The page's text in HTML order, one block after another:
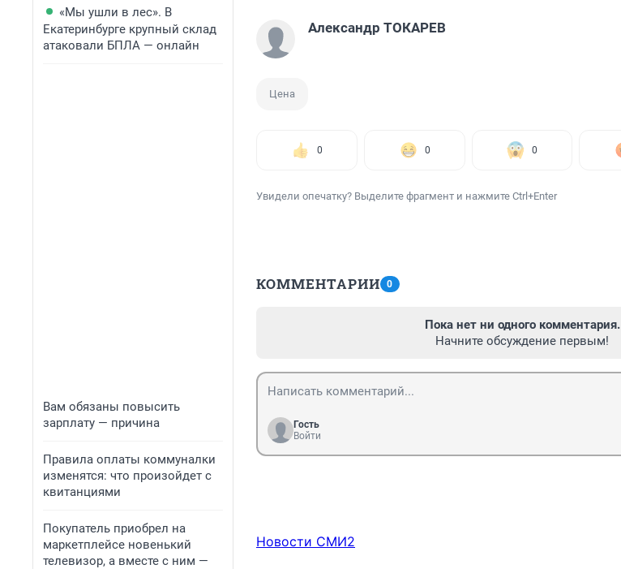
«Мы ушли в лес». В
Екатеринбурге крупный склад
атаковали БПЛА — онлайн
Вам обязаны повысить
зарплату — причина
Правила оплаты коммуналки
изменятся: что произойдет с
квитанциями
Покупатель приобрел на
маркетплейсе новенький
телевизор, а вместе с ним —
Александр ТОКАРЕВ
Цена
0 0 0
Увидели опечатку? Выделите фрагмент и нажмите Ctrl+Enter
КОММЕНТАРИИ 0
Пока нет ни одного комментария.
Начните обсуждение первым!
Гость
Войти
Новости СМИ2